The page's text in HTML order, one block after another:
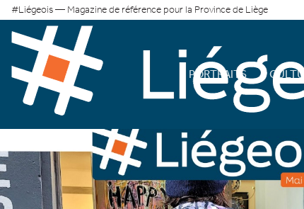
#Liégeois — Magazine de référence pour la Province de Liège
PORTRAITS